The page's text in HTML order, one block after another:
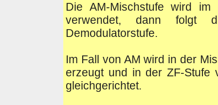
Die AM-Mischstufe wird
verwendet, dann
Demodulatorstufe.
Im Fall von AM wird in der
erzeugt und in der ZF-Stufe
gleichgerichtet.